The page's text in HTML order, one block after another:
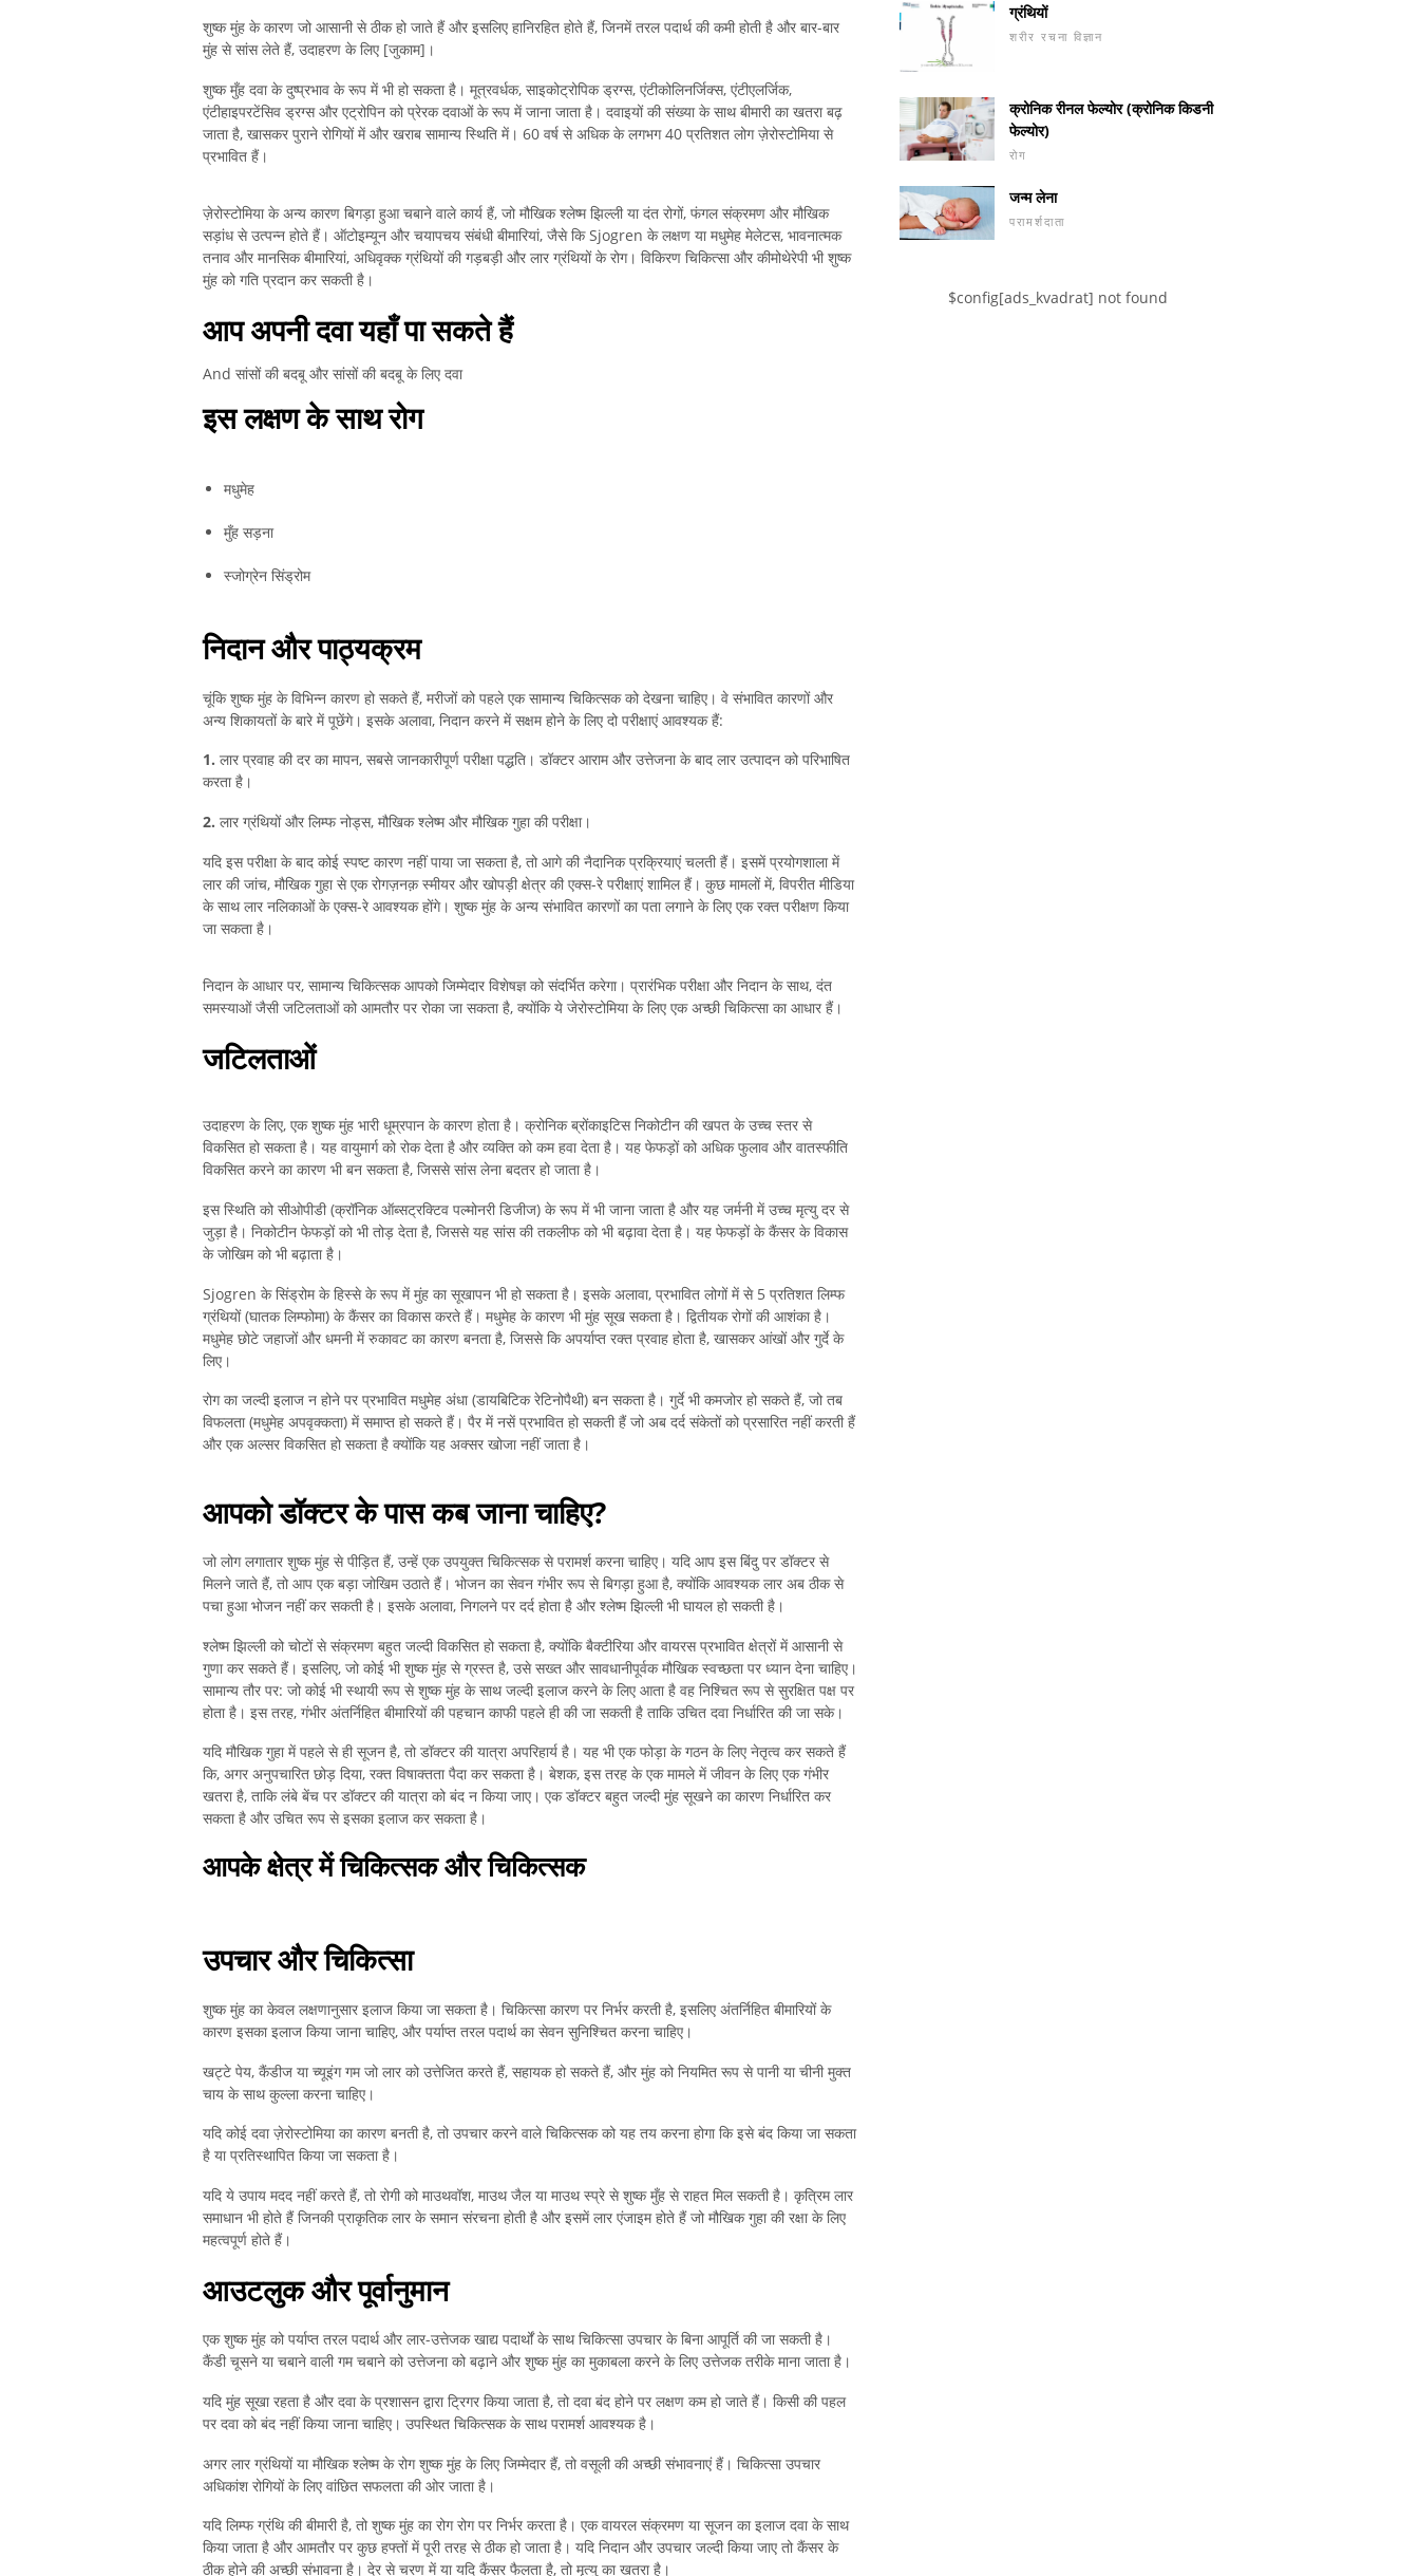
शुष्क मुंह के कारण जो आसानी से ठीक हो जाते हैं और इसलिए हानिरहित होते हैं, जिनमें तरल पदार्थ की कमी होती है और बार-बार
मुंह से सांस लेते हैं, उदाहरण के लिए [जुकाम]।
शुष्क मुँह दवा के दुष्प्रभाव के रूप में भी हो सकता है। मूत्रवर्धक, साइकोट्रोपिक ड्रग्स, एंटीकोलिनर्जिक्स, एंटीएलर्जिक,
एंटीहाइपरटेंसिव ड्रग्स और एट्रोपिन को प्रेरक दवाओं के रूप में जाना जाता है। दवाइयों की संख्या के साथ बीमारी का खतरा बढ़
जाता है, खासकर पुराने रोगियों में और खराब सामान्य स्थिति में। 60 वर्ष से अधिक के लगभग 40 प्रतिशत लोग ज़ेरोस्टोमिया से
प्रभावित हैं।
ज़ेरोस्टोमिया के अन्य कारण बिगड़ा हुआ चबाने वाले कार्य हैं, जो मौखिक श्लेष्म झिल्ली या दंत रोगों, फंगल संक्रमण और मौखिक
सड़ांध से उत्पन्न होते हैं। ऑटोइम्यून और चयापचय संबंधी बीमारियां, जैसे कि Sjogren के लक्षण या मधुमेह मेलेटस, भावनात्मक
तनाव और मानसिक बीमारियां, अधिवृक्क ग्रंथियों की गड़बड़ी और लार ग्रंथियों के रोग। विकिरण चिकित्सा और कीमोथेरेपी भी शुष्क
मुंह को गति प्रदान कर सकती है।
आप अपनी दवा यहाँ पा सकते हैं
And सांसों की बदबू और सांसों की बदबू के लिए दवा
इस लक्षण के साथ रोग
मधुमेह
मुँह सड़ना
स्जोग्रेन सिंड्रोम
निदान और पाठ्यक्रम
चूंकि शुष्क मुंह के विभिन्न कारण हो सकते हैं, मरीजों को पहले एक सामान्य चिकित्सक को देखना चाहिए। वे संभावित कारणों और
अन्य शिकायतों के बारे में पूछेंगे। इसके अलावा, निदान करने में सक्षम होने के लिए दो परीक्षाएं आवश्यक हैं:
1. लार प्रवाह की दर का मापन, सबसे जानकारीपूर्ण परीक्षा पद्धति। डॉक्टर आराम और उत्तेजना के बाद लार उत्पादन को परिभाषित
करता है।
2. लार ग्रंथियों और लिम्फ नोड्स, मौखिक श्लेष्म और मौखिक गुहा की परीक्षा।
यदि इस परीक्षा के बाद कोई स्पष्ट कारण नहीं पाया जा सकता है, तो आगे की नैदानिक ​​प्रक्रियाएं चलती हैं। इसमें प्रयोगशाला में
लार की जांच, मौखिक गुहा से एक रोगज़नक़ स्मीयर और खोपड़ी क्षेत्र की एक्स-रे परीक्षाएं शामिल हैं। कुछ मामलों में, विपरीत मीडिया
के साथ लार नलिकाओं के एक्स-रे आवश्यक होंगे। शुष्क मुंह के अन्य संभावित कारणों का पता लगाने के लिए एक रक्त परीक्षण किया
जा सकता है।
निदान के आधार पर, सामान्य चिकित्सक आपको जिम्मेदार विशेषज्ञ को संदर्भित करेगा। प्रारंभिक परीक्षा और निदान के साथ, दंत
समस्याओं जैसी जटिलताओं को आमतौर पर रोका जा सकता है, क्योंकि ये जेरोस्टोमिया के लिए एक अच्छी चिकित्सा का आधार हैं।
जटिलताओं
उदाहरण के लिए, एक शुष्क मुंह भारी धूम्रपान के कारण होता है। क्रोनिक ब्रोंकाइटिस निकोटीन की खपत के उच्च स्तर से
विकसित हो सकता है। यह वायुमार्ग को रोक देता है और व्यक्ति को कम हवा देता है। यह फेफड़ों को अधिक फुलाव और वातस्फीति
विकसित करने का कारण भी बन सकता है, जिससे सांस लेना बदतर हो जाता है।
इस स्थिति को सीओपीडी (क्रॉनिक ऑब्सट्रक्टिव पल्मोनरी डिजीज) के रूप में भी जाना जाता है और यह जर्मनी में उच्च मृत्यु दर से
जुड़ा है। निकोटीन फेफड़ों को भी तोड़ देता है, जिससे यह सांस की तकलीफ को भी बढ़ावा देता है। यह फेफड़ों के कैंसर के विकास
के जोखिम को भी बढ़ाता है।
Sjogren के सिंड्रोम के हिस्से के रूप में मुंह का सूखापन भी हो सकता है। इसके अलावा, प्रभावित लोगों में से 5 प्रतिशत लिम्फ
ग्रंथियों (घातक लिम्फोमा) के कैंसर का विकास करते हैं। मधुमेह के कारण भी मुंह सूख सकता है। द्वितीयक रोगों की आशंका है।
मधुमेह छोटे जहाजों और धमनी में रुकावट का कारण बनता है, जिससे कि अपर्याप्त रक्त प्रवाह होता है, खासकर आंखों और गुर्दे के
लिए।
रोग का जल्दी इलाज न होने पर प्रभावित मधुमेह अंधा (डायबिटिक रेटिनोपैथी) बन सकता है। गुर्दे भी कमजोर हो सकते हैं, जो तब
विफलता (मधुमेह अपवृक्कता) में समाप्त हो सकते हैं। पैर में नसें प्रभावित हो सकती हैं जो अब दर्द संकेतों को प्रसारित नहीं करती हैं
और एक अल्सर विकसित हो सकता है क्योंकि यह अक्सर खोजा नहीं जाता है।
आपको डॉक्टर के पास कब जाना चाहिए?
जो लोग लगातार शुष्क मुंह से पीड़ित हैं, उन्हें एक उपयुक्त चिकित्सक से परामर्श करना चाहिए। यदि आप इस बिंदु पर डॉक्टर से
मिलने जाते हैं, तो आप एक बड़ा जोखिम उठाते हैं। भोजन का सेवन गंभीर रूप से बिगड़ा हुआ है, क्योंकि आवश्यक लार अब ठीक से
पचा हुआ भोजन नहीं कर सकती है। इसके अलावा, निगलने पर दर्द होता है और श्लेष्म झिल्ली भी घायल हो सकती है।
श्लेष्म झिल्ली को चोटों से संक्रमण बहुत जल्दी विकसित हो सकता है, क्योंकि बैक्टीरिया और वायरस प्रभावित क्षेत्रों में आसानी से
गुणा कर सकते हैं। इसलिए, जो कोई भी शुष्क मुंह से ग्रस्त है, उसे सख्त और सावधानीपूर्वक मौखिक स्वच्छता पर ध्यान देना चाहिए।
सामान्य तौर पर: जो कोई भी स्थायी रूप से शुष्क मुंह के साथ जल्दी इलाज करने के लिए आता है वह निश्चित रूप से सुरक्षित पक्ष पर
होता है। इस तरह, गंभीर अंतर्निहित बीमारियों की पहचान काफी पहले ही की जा सकती है ताकि उचित दवा निर्धारित की जा सके।
यदि मौखिक गुहा में पहले से ही सूजन है, तो डॉक्टर की यात्रा अपरिहार्य है। यह भी एक फोड़ा के गठन के लिए नेतृत्व कर सकते हैं
कि, अगर अनुपचारित छोड़ दिया, रक्त विषाक्तता पैदा कर सकता है। बेशक, इस तरह के एक मामले में जीवन के लिए एक गंभीर
खतरा है, ताकि लंबे बेंच पर डॉक्टर की यात्रा को बंद न किया जाए। एक डॉक्टर बहुत जल्दी मुंह सूखने का कारण निर्धारित कर
सकता है और उचित रूप से इसका इलाज कर सकता है।
आपके क्षेत्र में चिकित्सक और चिकित्सक
उपचार और चिकित्सा
शुष्क मुंह का केवल लक्षणानुसार इलाज किया जा सकता है। चिकित्सा कारण पर निर्भर करती है, इसलिए अंतर्निहित बीमारियों के
कारण इसका इलाज किया जाना चाहिए, और पर्याप्त तरल पदार्थ का सेवन सुनिश्चित करना चाहिए।
खट्टे पेय, कैंडीज या च्यूइंग गम जो लार को उत्तेजित करते हैं, सहायक हो सकते हैं, और मुंह को नियमित रूप से पानी या चीनी मुक्त
चाय के साथ कुल्ला करना चाहिए।
यदि कोई दवा ज़ेरोस्टोमिया का कारण बनती है, तो उपचार करने वाले चिकित्सक को यह तय करना होगा कि इसे बंद किया जा सकता
है या प्रतिस्थापित किया जा सकता है।
यदि ये उपाय मदद नहीं करते हैं, तो रोगी को माउथवॉश, माउथ जैल या माउथ स्प्रे से शुष्क मुँह से राहत मिल सकती है। कृत्रिम लार
समाधान भी होते हैं जिनकी प्राकृतिक लार के समान संरचना होती है और इसमें लार एंजाइम होते हैं जो मौखिक गुहा की रक्षा के लिए
महत्वपूर्ण होते हैं।
आउटलुक और पूर्वानुमान
एक शुष्क मुंह को पर्याप्त तरल पदार्थ और लार-उत्तेजक खाद्य पदार्थों के साथ चिकित्सा उपचार के बिना आपूर्ति की जा सकती है।
कैंडी चूसने या चबाने वाली गम चबाने को उत्तेजना को बढ़ाने और शुष्क मुंह का मुकाबला करने के लिए उत्तेजक तरीके माना जाता है।
यदि मुंह सूखा रहता है और दवा के प्रशासन द्वारा ट्रिगर किया जाता है, तो दवा बंद होने पर लक्षण कम हो जाते हैं। किसी की पहल
पर दवा को बंद नहीं किया जाना चाहिए। उपस्थित चिकित्सक के साथ परामर्श आवश्यक है।
अगर लार ग्रंथियों या मौखिक श्लेष्म के रोग शुष्क मुंह के लिए जिम्मेदार हैं, तो वसूली की अच्छी संभावनाएं हैं। चिकित्सा उपचार
अधिकांश रोगियों के लिए वांछित सफलता की ओर जाता है।
यदि लिम्फ ग्रंथि की बीमारी है, तो शुष्क मुंह का रोग रोग पर निर्भर करता है। एक वायरल संक्रमण या सूजन का इलाज दवा के साथ
किया जाता है और आमतौर पर कुछ हफ्तों में पूरी तरह से ठीक हो जाता है। यदि निदान और उपचार जल्दी किया जाए तो कैंसर के
ठीक होने की अच्छी संभावना है। देर से चरण में या यदि कैंसर फैलता है, तो मृत्यु का खतरा है।
ग्रंथियों
शरीर रचना विज्ञान
क्रोनिक रीनल फेल्योर (क्रोनिक किडनी
फेल्योर)
रोग
जन्म लेना
परामर्शदाता
$config[ads_kvadrat] not found